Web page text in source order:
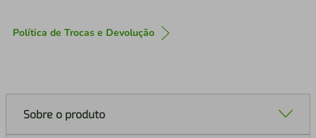
Política de Trocas e Devolução
Sobre o produto